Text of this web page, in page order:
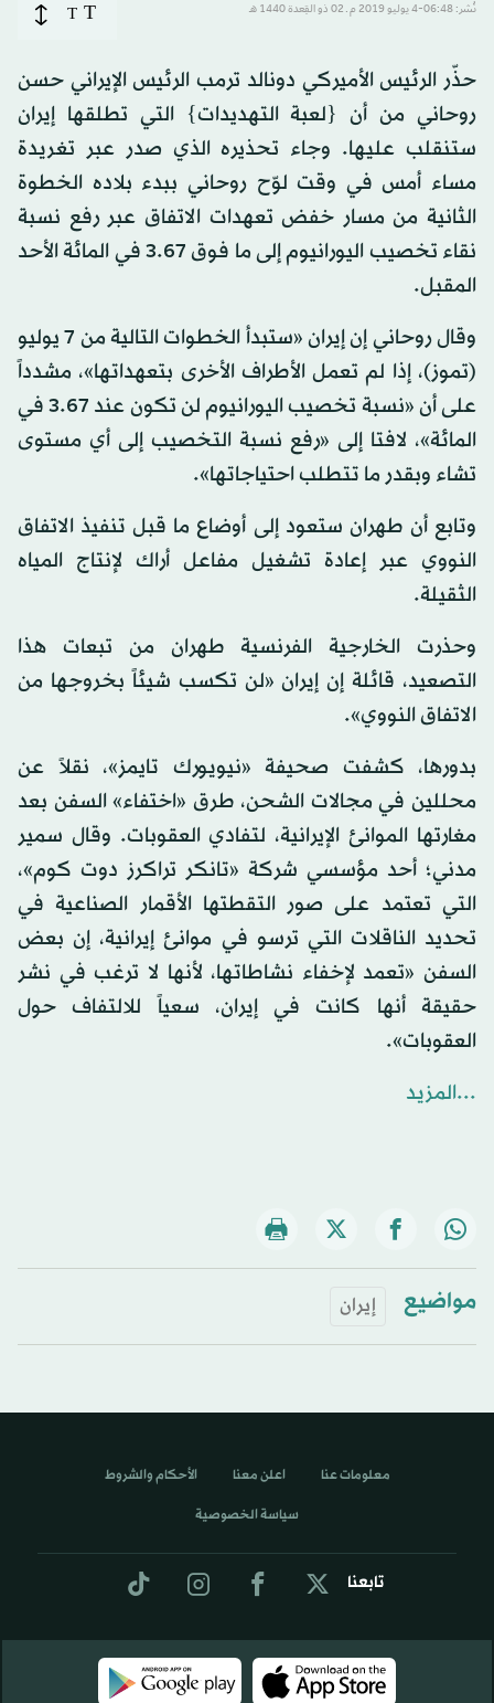
نُشر: 06:48-4 يوليو 2019 م ـ 02 ذو القِعدة 1440 هـ T
T
حذّر الرئيس الأميركي دونالد ترمب الرئيس الإيراني حسن
روحاني من أن {لعبة التهديدات} التي تطلقها إيران
ستنقلب عليها. وجاء تحذيره الذي صدر عبر تغريدة
مساء أمس في وقت لوّح روحاني ببدء بلاده الخطوة
الثانية من مسار خفض تعهدات الاتفاق عبر رفع نسبة
نقاء تخصيب اليورانيوم إلى ما فوق 3.67 في المائة الأحد
المقبل.
وقال روحاني إن إيران «ستبدأ الخطوات التالية من 7 يوليو
(تموز)، إذا لم تعمل الأطراف الأخرى بتعهداتها»، مشدداً
على أن «نسبة تخصيب اليورانيوم لن تكون عند 3.67 في
المائة»، لافتا إلى «رفع نسبة التخصيب إلى أي مستوى
تشاء وبقدر ما تتطلب احتياجاتها».
وتابع أن طهران ستعود إلى أوضاع ما قبل تنفيذ الاتفاق
النووي عبر إعادة تشغيل مفاعل أراك لإنتاج المياه
الثقيلة.
وحذرت الخارجية الفرنسية طهران من تبعات هذا
التصعيد، قائلة إن إيران «لن تكسب شيئاً بخروجها من
الاتفاق النووي».
بدورها، كشفت صحيفة «نيويورك تايمز»، نقلاً عن
محللين في مجالات الشحن، طرق «اختفاء» السفن بعد
مغارتها الموانئ الإيرانية، لتفادي العقوبات. وقال سمير
مدني؛ أحد مؤسسي شركة «تانكر تراكرز دوت كوم»،
التي تعتمد على صور التقطتها الأقمار الصناعية في
تحديد الناقلات التي ترسو في موانئ إيرانية، إن بعض
السفن «تعمد لإخفاء نشاطاتها، لأنها لا ترغب في نشر
حقيقة أنها كانت في إيران، سعياً للالتفاف حول
العقوبات».
...المزيد
مواضيع إيران
تابعنا
معلومات عنا اعلن معنا الأحكام والشروط
سياسة الخصوصية